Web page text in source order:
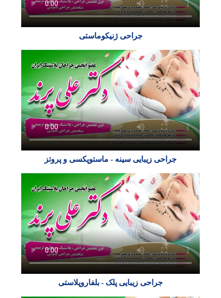
جراحی ژنیکوماستی
جراحی زیبایی سینه - ماستوپکسی و پروتز
جراحی زیبایی پلک - بلفاروپلاستی